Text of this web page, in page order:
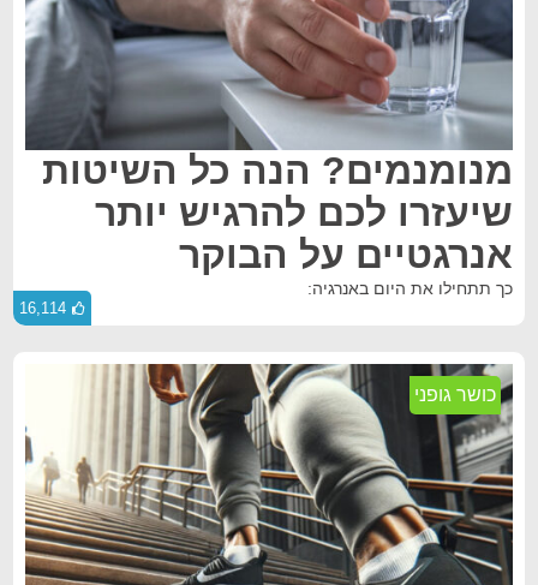
מנומנמים? הנה כל השיטות
שיעזרו לכם להרגיש יותר
אנרגטיים על הבוקר
כך תתחילו את היום באנרגיה:
16,114
כושר גופני